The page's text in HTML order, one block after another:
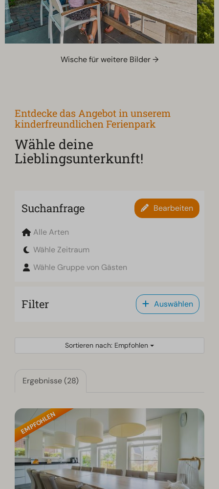
Wische für weitere Bilder →
Entdecke das Angebot in unserem
kinderfreundlichen Ferienpark
Wähle deine
Lieblingsunterkunft!
Suchanfrage Bearbeiten
Alle Arten
Wähle Zeitraum
Wähle Gruppe von Gästen
Filter Auswählen
Sortieren nach: Empfohlen
Ergebnisse (28)
EMPFOHLEN